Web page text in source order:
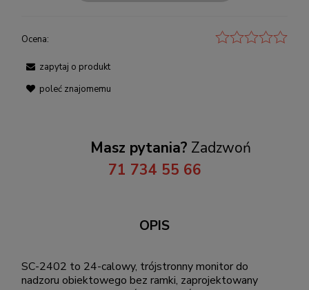
Ocena:
zapytaj o produkt
poleć znajomemu
Masz pytania? Zadzwoń
71 734 55 66
OPIS
SC-2402 to 24-calowy, trójstronny monitor do
nadzoru obiektowego bez ramki, zaprojektowany